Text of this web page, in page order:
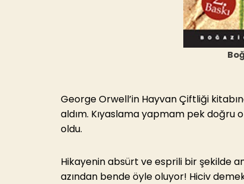
George Orwell’in Hayvan Çiftliği
aldım. Kıyaslama yapmam pek doğru
oldu.
Hikayenin absürt ve esprili bir şekilde
azından bende öyle oluyor! Hiciv